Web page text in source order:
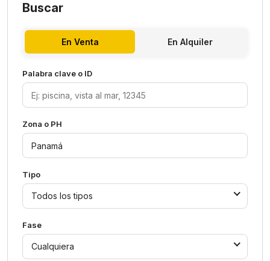
Buscar
En Venta En Alquiler
Palabra clave o ID
Zona o PH
Tipo
Todos los tipos
Fase
Cualquiera